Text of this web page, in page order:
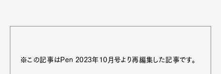
※この記事はPen 2023年10月号より再編集した記事です。